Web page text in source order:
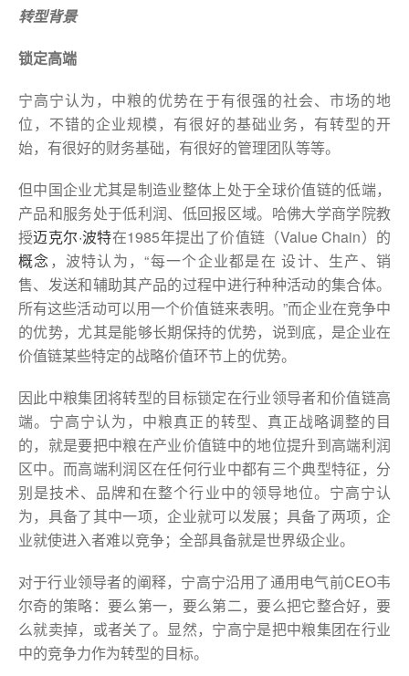
转型背景
锁定高端
宁高宁认为，中粮的优势在于有很强的社会、市场的地
位，不错的企业规模，有很好的基础业务，有转型的开
始，有很好的财务基础，有很好的管理团队等等。
但中国企业尤其是制造业整体上处于全球价值链的低端，
产品和服务处于低利润、低回报区域。哈佛大学商学院教
授迈克尔·波特在1985年提出了价值链（Value Chain）的
概念 ，波特认为，“每一个企业都是在 设计、生产、销
售、发送和辅助其产品的过程中进行种种活动的集合体。
所有这些活动可以用一个价值链来表明。”而企业在竞争中
的优势，尤其是能够长期保持的优势，说到底，是企业在
价值链某些特定的战略价值环节上的优势。
因此中粮集团将转型的目标锁定在行业领导者和价值链高
端。宁高宁认为，中粮真正的转型、真正战略调整的目
的，就是要把中粮在产业价值链中的地位提升到高端利润
区中。而高端利润区在任何行业中都有三个典型特征，分
别是技术、品牌和在整个行业中的领导地位。宁高宁认
为，具备了其中一项，企业就可以发展；具备了两项，企
业就使进入者难以竞争；全部具备就是世界级企业。
对于行业领导者的阐释，宁高宁沿用了通用电气前CEO韦
尔奇的策略：要么第一，要么第二，要么把它整合好，要
么就卖掉，或者关了。显然，宁高宁是把中粮集团在行业
中的竞争力作为转型的目标。